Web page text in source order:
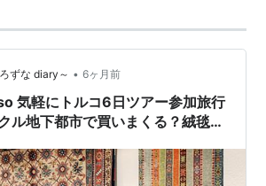
ずな diary～ • 6ヶ月前
気軽にトルコ6日ツアー参加旅行
地下都市で買いまくる？絨毯屋